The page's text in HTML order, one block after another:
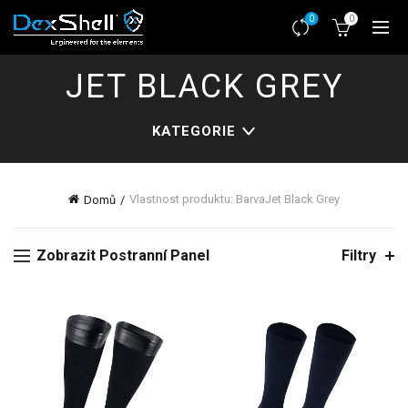
0 0
JET BLACK GREY
KATEGORIE
Domů Vlastnost produktu: BarvaJet Black Grey
Zobrazit Postranní Panel Filtry